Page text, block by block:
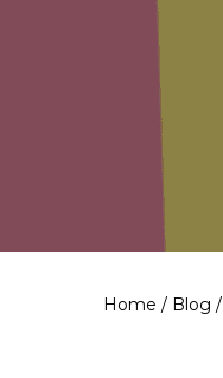
Home / Blog /